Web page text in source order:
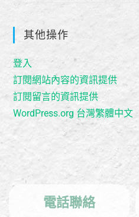
其他操作
登入
訂閱網站內容的資訊提供
訂閱留言的資訊提供
WordPress.org 台灣繁體中文
電話聯絡